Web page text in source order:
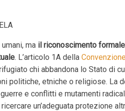
ma il riconoscimento
. L’articolo 1A della
chi abbandona lo Stato di
politiche, etniche o religiose. La
e conflitti e mutamenti
un’adeguata protezione